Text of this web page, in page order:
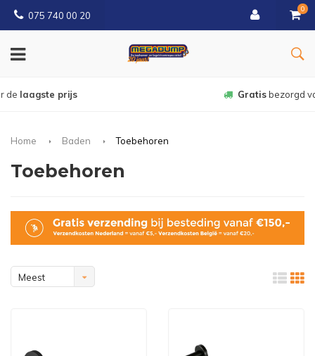
075 740 00 20
0
bezorgd vanaf € 150
Home Baden Toebehoren
Toebehoren
Meest